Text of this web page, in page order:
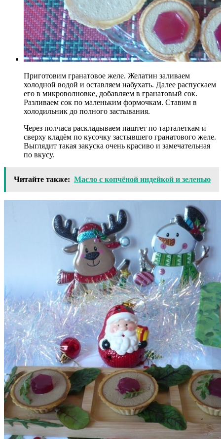
Приготовим гранатовое желе. Желатин заливаем
холодной водой и оставляем набухать. Далее распускаем
его в микроволновке, добавляем в гранатовый сок.
Разливаем сок по маленьким формочкам. Ставим в
холодильник до полного застывания.
Через полчаса раскладываем паштет по тарталеткам и
сверху кладём по кусочку застывшего гранатового желе.
Выглядит такая закуска очень красиво и замечательная
по вкусу.
Читайте также: Масло с копчёной индейкой и зеленью